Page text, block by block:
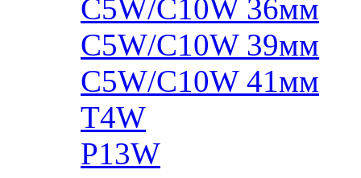
C5W/C10W 36мм
C5W/C10W 39мм
C5W/C10W 41мм
T4W
P13W